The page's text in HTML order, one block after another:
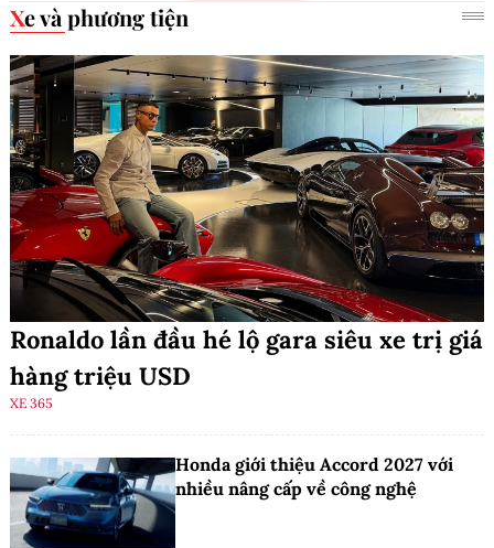
Xe và phương tiện
Ronaldo lần đầu hé lộ gara siêu xe trị giá
hàng triệu USD
XE 365
Honda giới thiệu Accord 2027 với
nhiều nâng cấp về công nghệ